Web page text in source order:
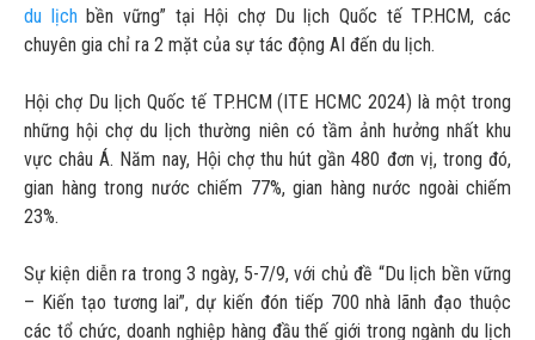
du lịch bền vững” tại Hội chợ Du lịch Quốc tế TP.HCM, các
chuyên gia chỉ ra 2 mặt của sự tác động AI đến du lịch.
Hội chợ Du lịch Quốc tế TP.HCM (ITE HCMC 2024) là một trong
những hội chợ du lịch thường niên có tầm ảnh hưởng nhất khu
vực châu Á. Năm nay, Hội chợ thu hút gần 480 đơn vị, trong đó,
gian hàng trong nước chiếm 77%, gian hàng nước ngoài chiếm
23%.
Sự kiện diễn ra trong 3 ngày, 5-7/9, với chủ đề “Du lịch bền vững
– Kiến tạo tương lai”, dự kiến đón tiếp 700 nhà lãnh đạo thuộc
các tổ chức, doanh nghiệp hàng đầu thế giới trong ngành du lịch